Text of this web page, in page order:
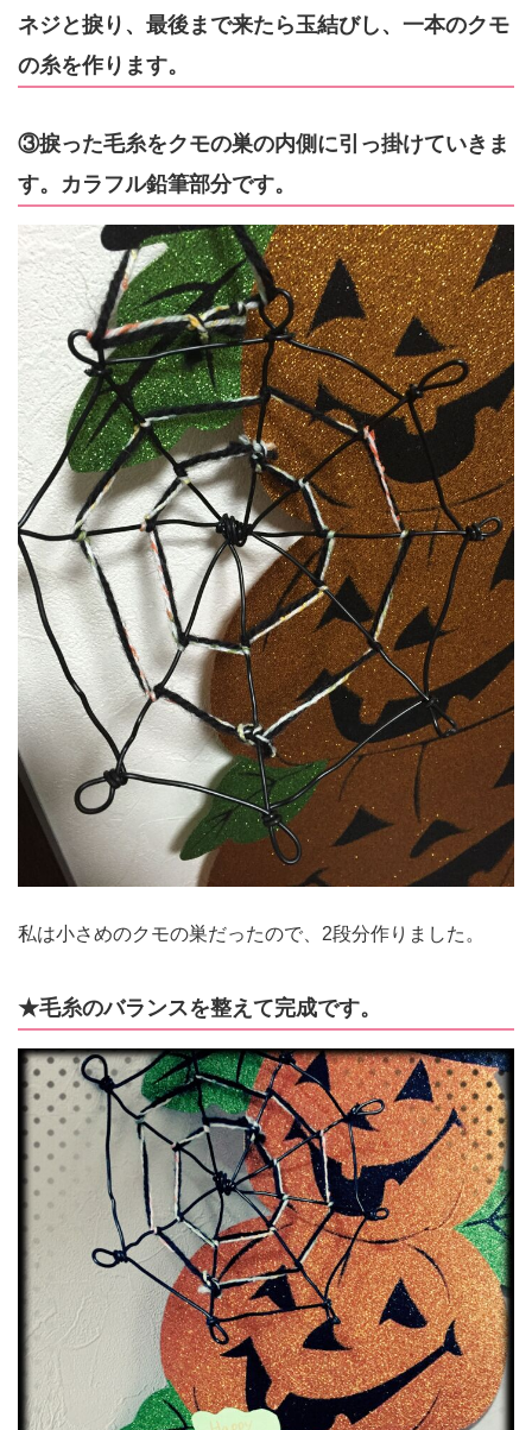
ネジと捩り、最後まで来たら玉結びし、一本のクモ
の糸を作ります。
③捩った毛糸をクモの巣の内側に引っ掛けていきま
す。カラフル鉛筆部分です。
私は小さめのクモの巣だったので、2段分作りました。
★毛糸のバランスを整えて完成です。